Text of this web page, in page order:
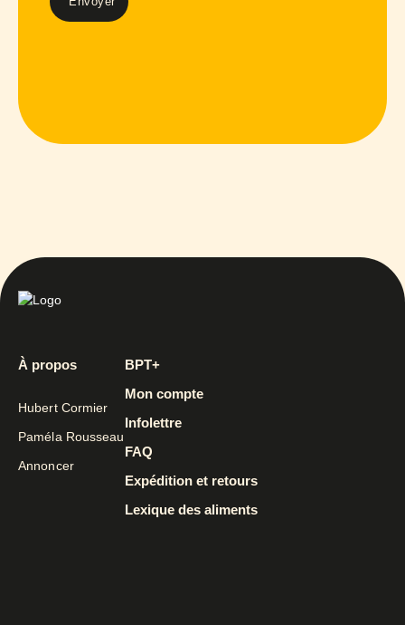
À propos
Hubert Cormier
Paméla Rousseau
Annoncer
BPT+
Mon compte
Infolettre
FAQ
Expédition et retours
Lexique des aliments